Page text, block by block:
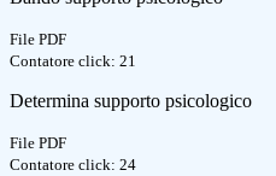
File PDF
Contatore click: 21
Determina supporto psicologico
File PDF
Contatore click: 24